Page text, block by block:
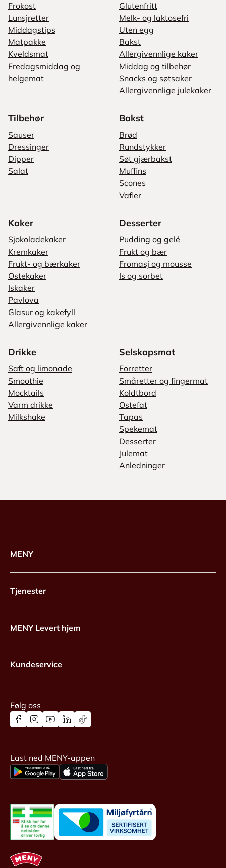
Frokost
Lunsjretter
Middagstips
Matpakke
Kveldsmat
Fredagsmiddag og
helgemat
Glutenfritt
Melk- og laktosefri
Uten egg
Bakst
Allergivennlige kaker
Middag og tilbehør
Snacks og søtsaker
Allergivennlige julekaker
Tilbehør
Sauser
Dressinger
Dipper
Salat
Bakst
Brød
Rundstykker
Søt gjærbakst
Muffins
Scones
Vafler
Kaker
Sjokoladekaker
Kremkaker
Frukt- og bærkaker
Ostekaker
Iskaker
Pavlova
Glasur og kakefyll
Allergivennlige kaker
Desserter
Pudding og gelé
Frukt og bær
Fromasj og mousse
Is og sorbet
Drikke
Saft og limonade
Smoothie
Mocktails
Varm drikke
Milkshake
Selskapsmat
Forretter
Småretter og fingermat
Koldtbord
Ostefat
Tapas
Spekemat
Desserter
Julemat
Anledninger
MENY
Tjenester
MENY Levert hjem
Kundeservice
Følg oss
Last ned MENY-appen